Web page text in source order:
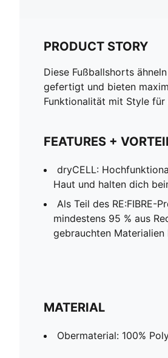
PRODUCT STORY
Diese Fußballshorts
gefertigt und bieten
Funktionalität mit Style
FEATURES +
dryCELL:
Haut und halten dich
Als Teil des RE:FIBRE-
mindestens 95 % aus
gebrauchten Materialien
MATERIAL
Obermaterial: 100%